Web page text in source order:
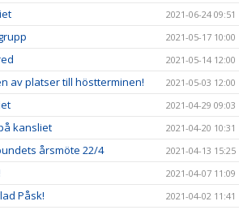
2021-06-24 09:51
2021-05-17 10:00
2021-05-14 12:00
av platser till höstterminen! 2021-05-03 12:00
2021-04-29 09:03
kansliet 2021-04-20 10:31
årsmöte 22/4 2021-04-13 15:25
2021-04-07 11:09
Påsk! 2021-04-02 11:41